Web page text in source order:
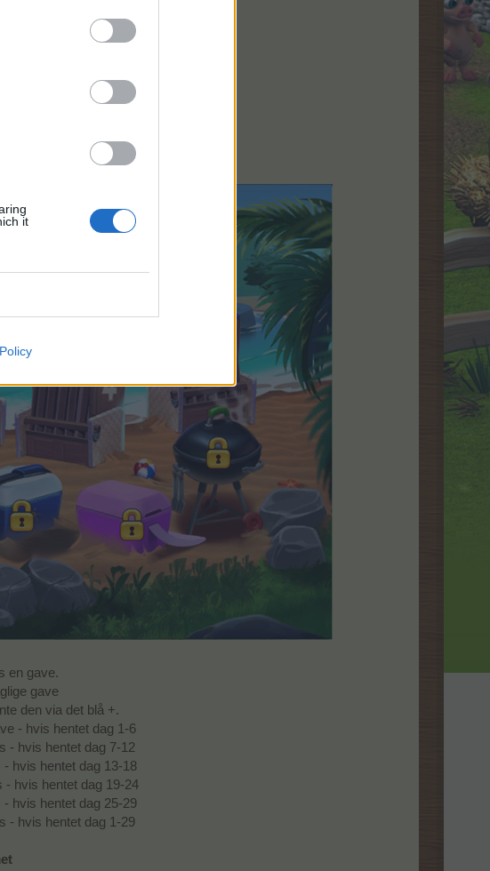
it
uret.
en gave.
gave
den via det blå +.
- hvis hentet dag 1-6
- hvis hentet dag 7-12
hvis hentet dag 13-18
- hvis hentet dag 19-24
hvis hentet dag 25-29
- hvis hentet dag 1-29